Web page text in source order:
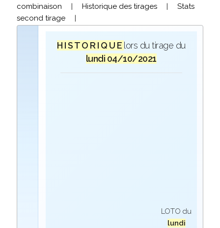
combinaison
| Historique des tirages |
Stats
second tirage
|
H I S T O R I Q U E lors du tirage du
lundi 04/10/2021
LOTO du
lundi